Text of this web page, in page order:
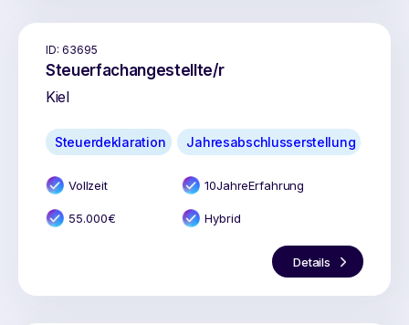
ID: 63695
Steuerfachangestellte/r
Kiel
Steuerdeklaration Jahresabschlusserstellung
Vollzeit 10JahreErfahrung
55.000€ Hybrid
Details